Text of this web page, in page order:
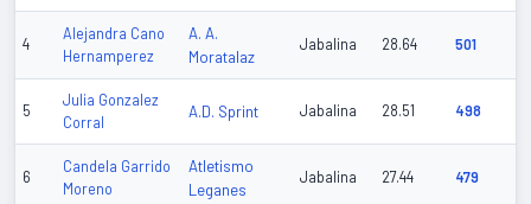
4
Alejandra Cano
Hernamperez
A. A.
Moratalaz
Jabalina 28.64 501
5
Julia Gonzalez
Corral
A.D. Sprint Jabalina 28.51 498
6
Candela Garrido
Moreno
Atletismo
Leganes
Jabalina 27.44 479